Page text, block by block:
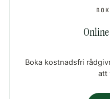
Boka kostnadsfri
att